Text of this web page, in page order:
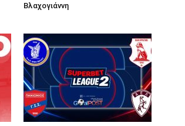
Βλαχογιάννη